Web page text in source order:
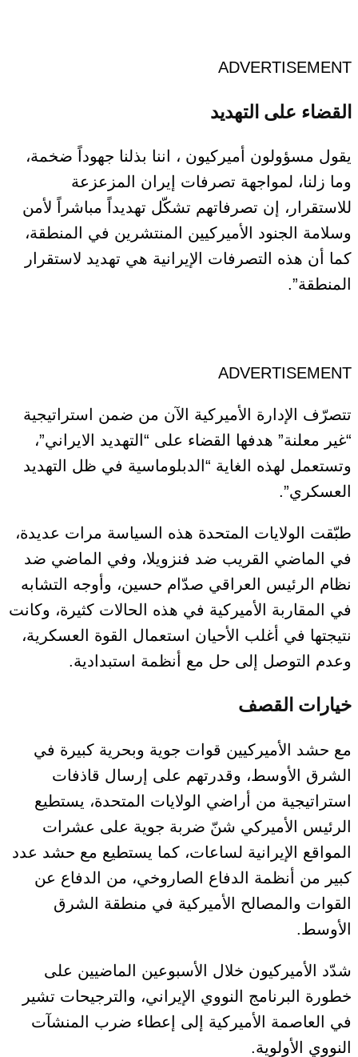
ADVERTISEMENT
القضاء على التهديد
يقول مسؤولون أميركيون ، اننا بذلنا جهوداً ضخمة،
وما زلنا، لمواجهة تصرفات إيران المزعزعة
للاستقرار، إن تصرفاتهم تشكّل تهديداً مباشراً لأمن
وسلامة الجنود الأميركيين المنتشرين في المنطقة،
كما أن هذه التصرفات الإيرانية هي تهديد لاستقرار
المنطقة”.
ADVERTISEMENT
تتصرّف الإدارة الأميركية الآن من ضمن استراتيجية
“غير معلنة” هدفها القضاء على “التهديد الايراني”،
وتستعمل لهذه الغاية “الدبلوماسية في ظل التهديد
العسكري”.
طبّقت الولايات المتحدة هذه السياسة مرات عديدة،
في الماضي القريب ضد فنزويلا، وفي الماضي ضد
نظام الرئيس العراقي صدّام حسين، وأوجه التشابه
في المقاربة الأميركية في هذه الحالات كثيرة، وكانت
نتيجتها في أغلب الأحيان استعمال القوة العسكرية،
وعدم التوصل إلى حل مع أنظمة استبدادية.
خيارات القصف
مع حشد الأميركيين قوات جوية وبحرية كبيرة في
الشرق الأوسط، وقدرتهم على إرسال قاذفات
استراتيجية من أراضي الولايات المتحدة، يستطيع
الرئيس الأميركي شنّ ضربة جوية على عشرات
المواقع الإيرانية لساعات، كما يستطيع مع حشد عدد
كبير من أنظمة الدفاع الصاروخي، من الدفاع عن
القوات والمصالح الأميركية في منطقة الشرق
الأوسط.
شدّد الأميركيون خلال الأسبوعين الماضيين على
خطورة البرنامج النووي الإيراني، والترجيحات تشير
في العاصمة الأميركية إلى إعطاء ضرب المنشآت
النووي الأولوية.